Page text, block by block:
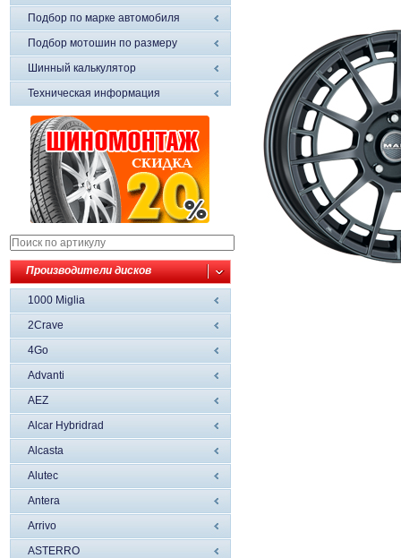
Подбор по марке автомобиля
Подбор мотошин по размеру
Шинный калькулятор
Техническая информация
Производители дисков
1000 Miglia
2Crave
4Go
Advanti
AEZ
Alcar Hybridrad
Alcasta
Alutec
Antera
Arrivo
ASTERRO